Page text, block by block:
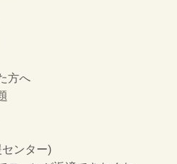
方へ
ンター)